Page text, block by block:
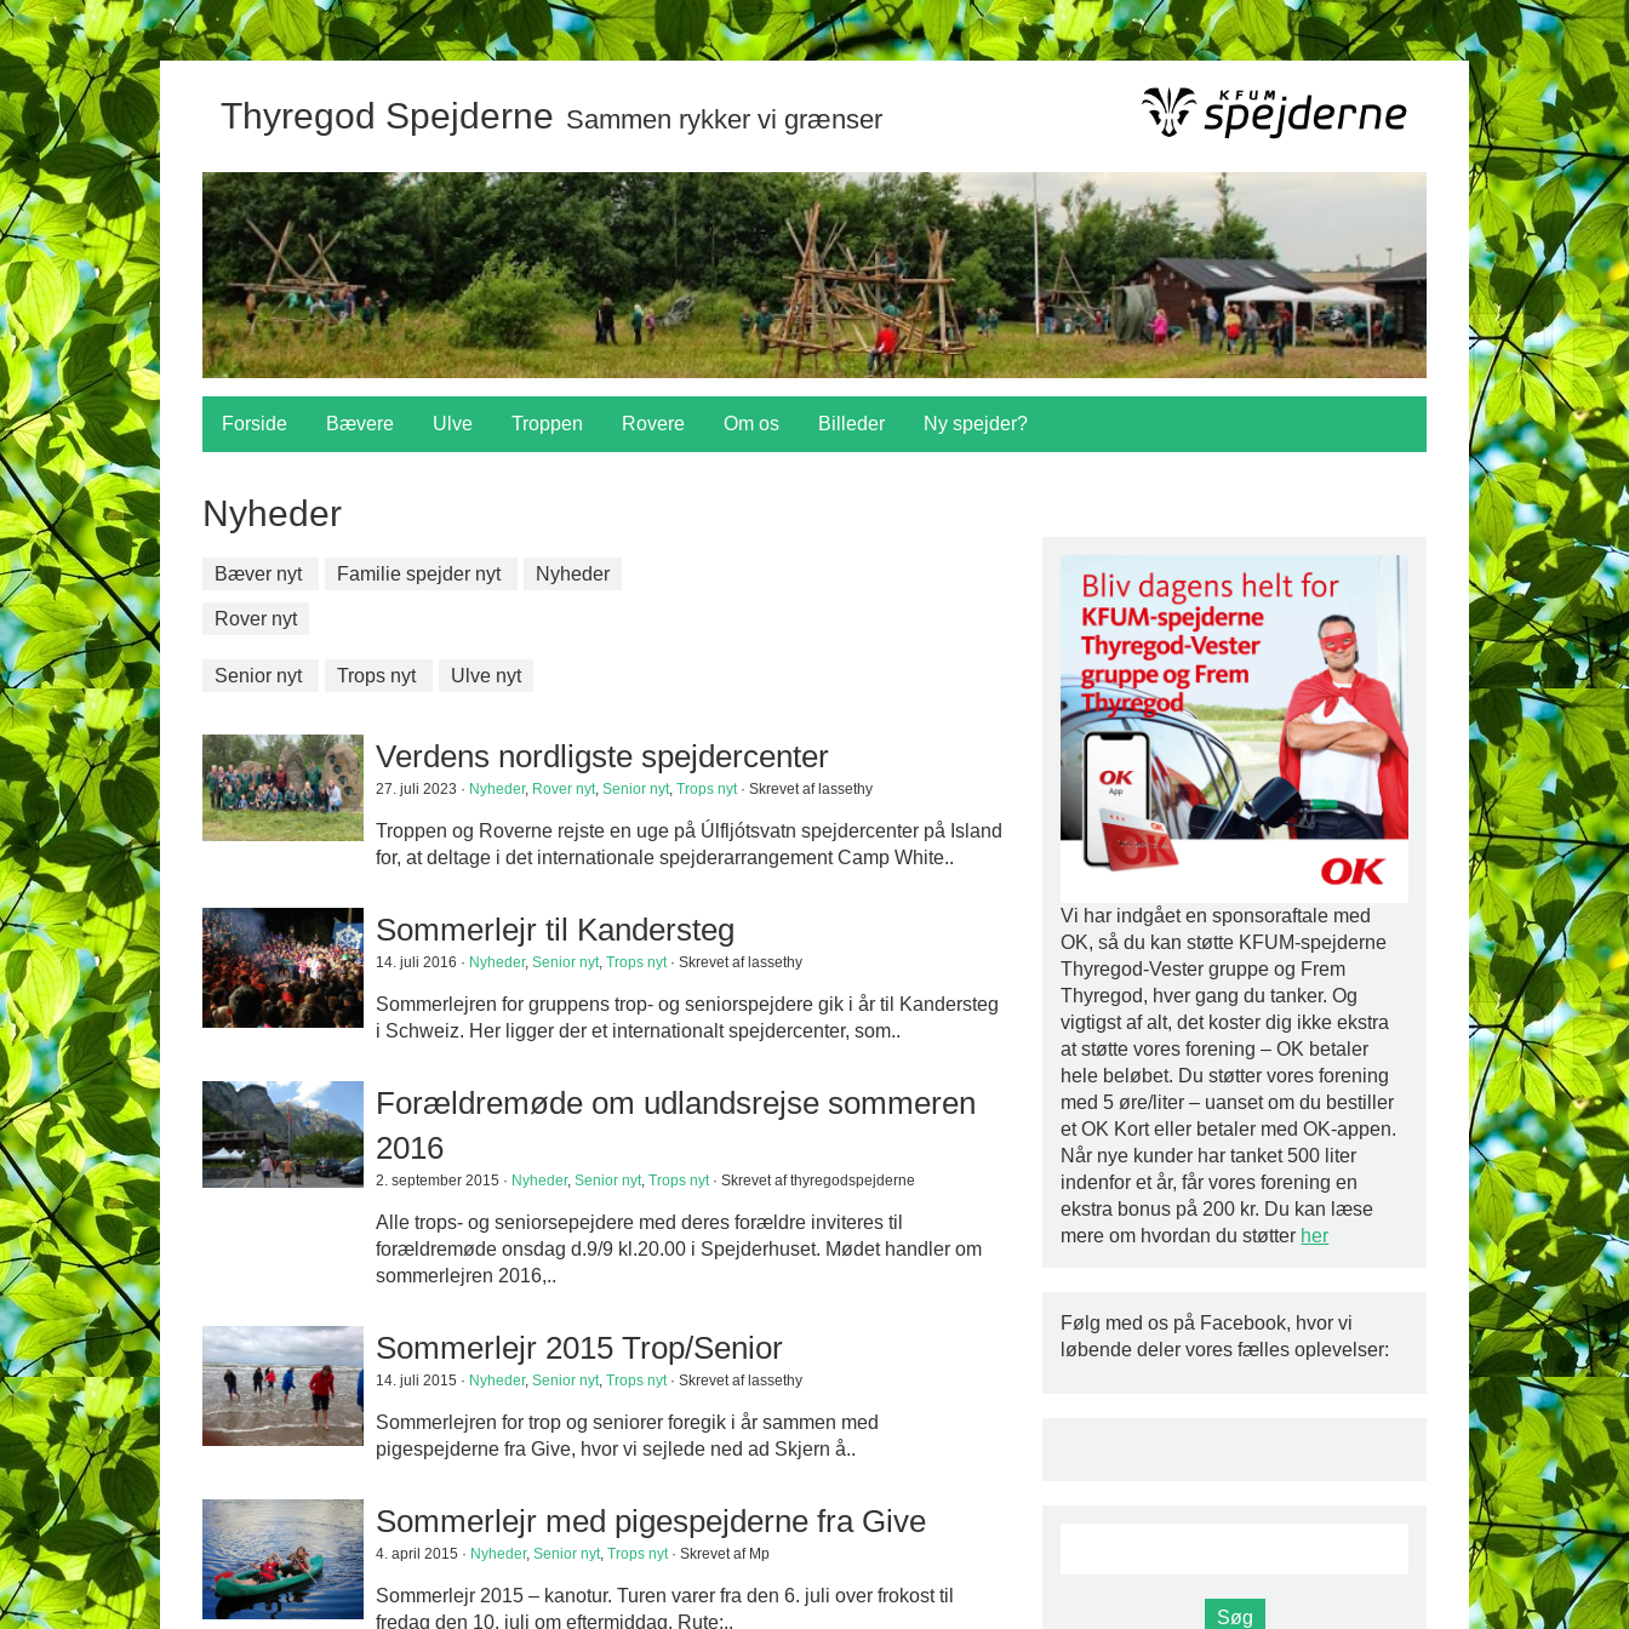
Thyregod Spejderne Sammen rykker vi grænser
Forside Bævere Ulve Troppen Rovere Om os Billeder Ny spejder?
Nyheder
Bæver nyt Familie spejder nyt Nyheder
Rover nyt
Senior nyt Trops nyt Ulve nyt
Verdens nordligste spejdercenter
27. juli 2023 · Nyheder, Rover nyt, Senior nyt, Trops nyt· Skrevet af lassethy
Troppen og Roverne rejste en uge på Úlfljótsvatn spejdercenter på Island
for, at deltage i det internationale spejderarrangement Camp White..
Sommerlejr til Kandersteg
14. juli 2016 · Nyheder, Senior nyt, Trops nyt· Skrevet af lassethy
Sommerlejren for gruppens trop- og seniorspejdere gik i år til Kandersteg
i Schweiz. Her ligger der et internationalt spejdercenter, som..
Forældremøde om udlandsrejse sommeren
2016
2. september 2015 · Nyheder, Senior nyt, Trops nyt· Skrevet af thyregodspejderne
Alle trops- og seniorsepejdere med deres forældre inviteres til
forældremøde onsdag d.9/9 kl.20.00 i Spejderhuset. Mødet handler om
sommerlejren 2016,..
Sommerlejr 2015 Trop/Senior
14. juli 2015 · Nyheder, Senior nyt, Trops nyt· Skrevet af lassethy
Sommerlejren for trop og seniorer foregik i år sammen med
pigespejderne fra Give, hvor vi sejlede ned ad Skjern å..
Sommerlejr med pigespejderne fra Give
4. april 2015 · Nyheder, Senior nyt, Trops nyt· Skrevet af Mp
Sommerlejr 2015 – kanotur. Turen varer fra den 6. juli over frokost til
fredag den 10. juli om eftermiddag. Rute:..
Vi har indgået en sponsoraftale med
OK, så du kan støtte KFUM-spejderne
Thyregod-Vester gruppe og Frem
Thyregod, hver gang du tanker. Og
vigtigst af alt, det koster dig ikke ekstra
at støtte vores forening – OK betaler
hele beløbet. Du støtter vores forening
med 5 øre/liter – uanset om du bestiller
et OK Kort eller betaler med OK-appen.
Når nye kunder har tanket 500 liter
indenfor et år, får vores forening en
ekstra bonus på 200 kr. Du kan læse
mere om hvordan du støtter her
Følg med os på Facebook, hvor vi
løbende deler vores fælles oplevelser: